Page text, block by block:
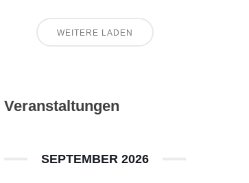
WEITERE LADEN
Veranstaltungen
SEPTEMBER 2026